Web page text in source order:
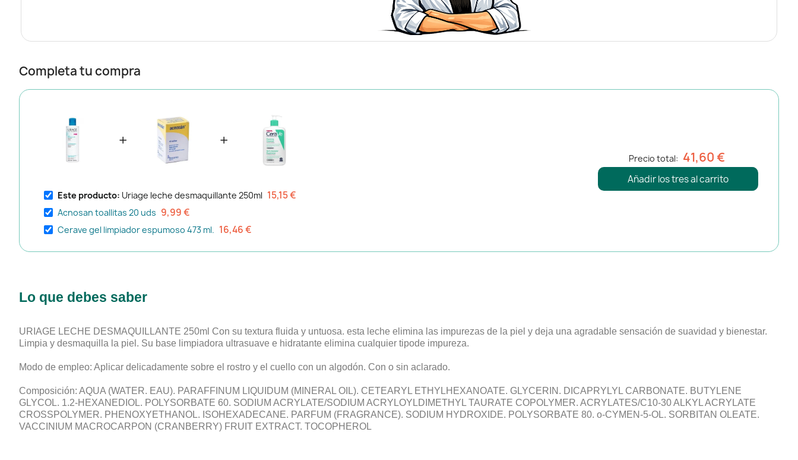
Completa tu compra
+ +
Precio total: 41,60 €
Añadir los tres al carrito
Este producto: Uriage leche desmaquillante 250ml 15,15 €
Acnosan toallitas 20 uds 9,99 €
Cerave gel limpiador espumoso 473 ml. 16,46 €
Lo que debes saber
URIAGE LECHE DESMAQUILLANTE 250ml Con su textura fluida y untuosa. esta leche elimina las impurezas de la piel y deja una agradable sensación de suavidad y bienestar.
Limpia y desmaquilla la piel. Su base limpiadora ultrasuave e hidratante elimina cualquier tipode impureza.
Modo de empleo: Aplicar delicadamente sobre el rostro y el cuello con un algodón. Con o sin aclarado.
Composición: AQUA (WATER. EAU). PARAFFINUM LIQUIDUM (MINERAL OIL). CETEARYL ETHYLHEXANOATE. GLYCERIN. DICAPRYLYL CARBONATE. BUTYLENE
GLYCOL. 1.2-HEXANEDIOL. POLYSORBATE 60. SODIUM ACRYLATE/SODIUM ACRYLOYLDIMETHYL TAURATE COPOLYMER. ACRYLATES/C10-30 ALKYL ACRYLATE
CROSSPOLYMER. PHENOXYETHANOL. ISOHEXADECANE. PARFUM (FRAGRANCE). SODIUM HYDROXIDE. POLYSORBATE 80. o-CYMEN-5-OL. SORBITAN OLEATE.
VACCINIUM MACROCARPON (CRANBERRY) FRUIT EXTRACT. TOCOPHEROL